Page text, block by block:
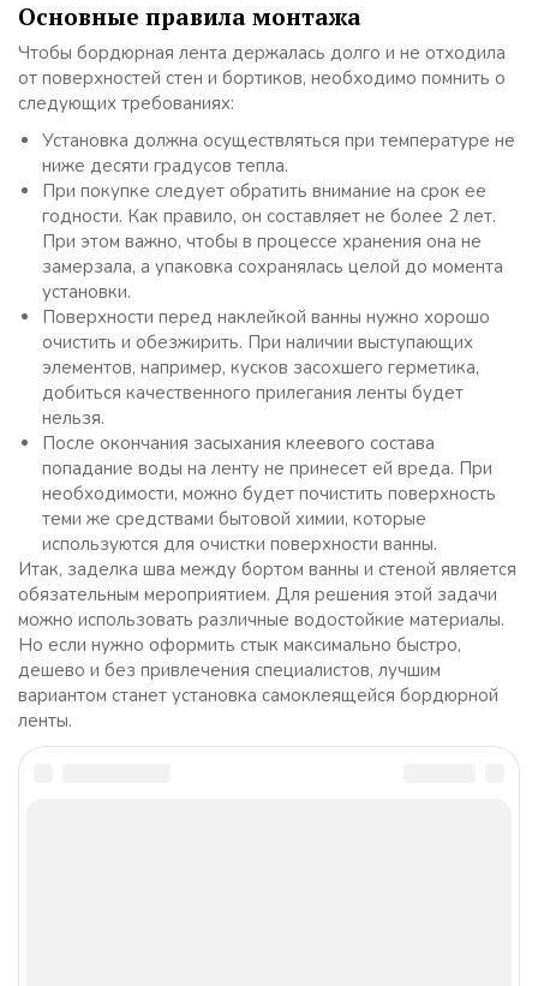
Основные правила монтажа
Чтобы бордюрная лента держалась долго и не отходила
от поверхностей стен и бортиков, необходимо помнить о
следующих требованиях:
Установка должна осуществляться при температуре не
ниже десяти градусов тепла.
При покупке следует обратить внимание на срок ее
годности. Как правило, он составляет не более 2 лет.
При этом важно, чтобы в процессе хранения она не
замерзала, а упаковка сохранялась целой до момента
установки.
Поверхности перед наклейкой ванны нужно хорошо
очистить и обезжирить. При наличии выступающих
элементов, например, кусков засохшего герметика,
добиться качественного прилегания ленты будет
нельзя.
После окончания засыхания клеевого состава
попадание воды на ленту не принесет ей вреда. При
необходимости, можно будет почистить поверхность
теми же средствами бытовой химии, которые
используются для очистки поверхности ванны.
Итак, заделка шва между бортом ванны и стеной является
обязательным мероприятием. Для решения этой задачи
можно использовать различные водостойкие материалы.
Но если нужно оформить стык максимально быстро,
дешево и без привлечения специалистов, лучшим
вариантом станет установка самоклеящейся бордюрной
ленты.
Posted in